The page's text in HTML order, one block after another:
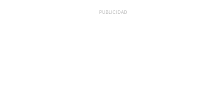
PUBLICIDAD